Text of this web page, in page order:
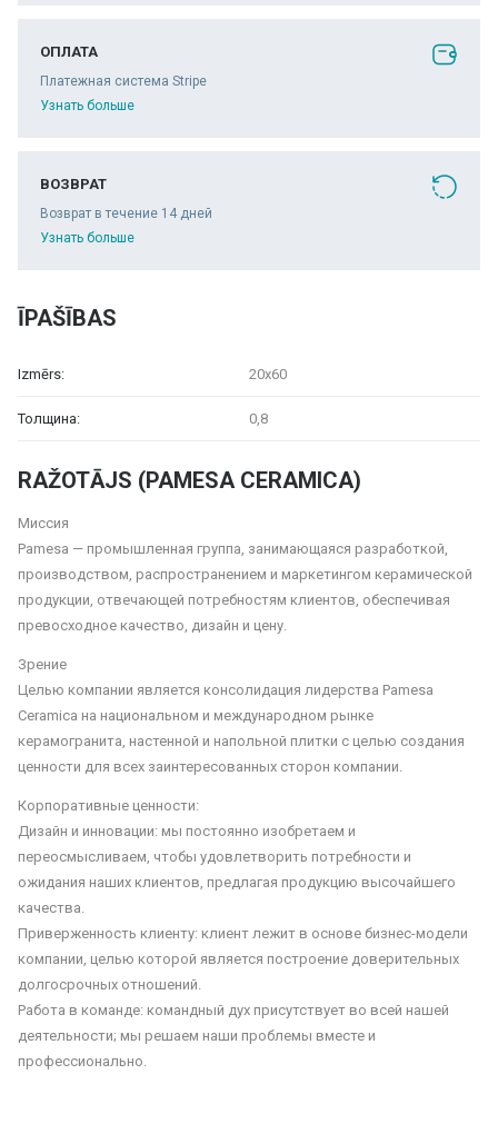
RAŽOTĀJS (PAMESA CERAMICA)
Миссия
Pamesa — промышленная группа, занимающаяся разработкой,
производством, распространением и маркетингом керамической
продукции, отвечающей потребностям клиентов, обеспечивая
превосходное качество, дизайн и цену.
Зрение
Целью компании является консолидация лидерства Pamesa
Ceramica на национальном и международном рынке
керамогранита, настенной и напольной плитки с целью создания
ценности для всех заинтересованных сторон компании.
Корпоративные ценности:
Дизайн и инновации: мы постоянно изобретаем и
переосмысливаем, чтобы удовлетворить потребности и
ожидания наших клиентов, предлагая продукцию высочайшего
качества.
Приверженность клиенту: клиент лежит в основе бизнес-модели
компании, целью которой является построение доверительных
долгосрочных отношений.
Работа в команде: командный дух присутствует во всей нашей
деятельности; мы решаем наши проблемы вместе и
профессионально.
ОПЛАТА
Платежная система Stripe
Узнать больше
ВОЗВРАТ
Возврат в течение 14 дней
Узнать больше
ĪPAŠĪBAS
Izmērs: 20x60
Толщина: 0,8